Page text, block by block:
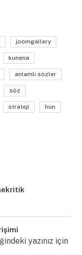
joomgallery
kunena
anlamlı sözler
söz
strateji hun
yazınız için